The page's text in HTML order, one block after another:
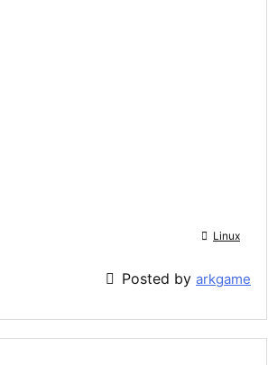
 Linux
 Posted by arkgame